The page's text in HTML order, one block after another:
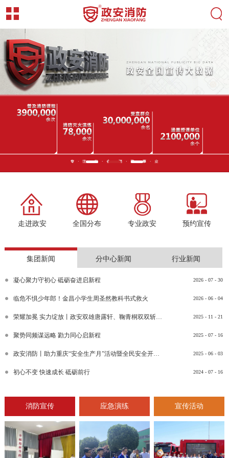
走进政安 全国分布 专业政安 预约宣传
集团新闻 分中心新闻 行业新闻
2026 - 07 - 30
凝心聚力守初心 砥砺奋进启新程
2026 - 06 - 04
临危不惧少年郎！金昌小学生周圣然教科书式救火
2025 - 11 - 21
荣耀加冕 实力绽放丨政安双雄唐露轩、鞠青桐双双斩获“渝消蓝盾讲师团金牌讲师”比武竞赛决赛大奖
2025 - 07 - 16
聚势同频谋远略 勠力同心启新程
2025 - 06 - 03
政安消防丨助力重庆“安全生产月”活动暨全民安全开放日活动
2024 - 07 - 16
初心不变 快速成长 砥砺前行
消防宣传 应急演练 宣传活动